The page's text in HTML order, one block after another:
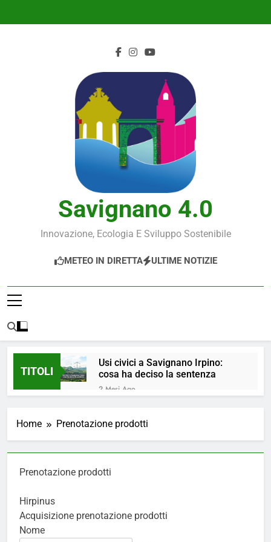
Savignano 4.0
Innovazione, Ecologia E Sviluppo Sostenibile
METEO IN DIRETTA ULTIME NOTIZIE
TITOLI
Usi civici a Savignano Irpino:
cosa ha deciso la sentenza
2 Mesi Ago
4 Mesi Ago
ORDINANZA N. 8/2026 –
PARZIALE REVOCA DEL DIVIETO
DI UTILIZZO DELL’ACQUA
POTABILE
5 Mesi Ago
⚠️ Emergenza Acqua a
Savignano Irpino: Ordinanza n. 7
Home Prenotazione prodotti
Prenotazione prodotti
Hirpinus
Acquisizione prenotazione prodotti
Nome